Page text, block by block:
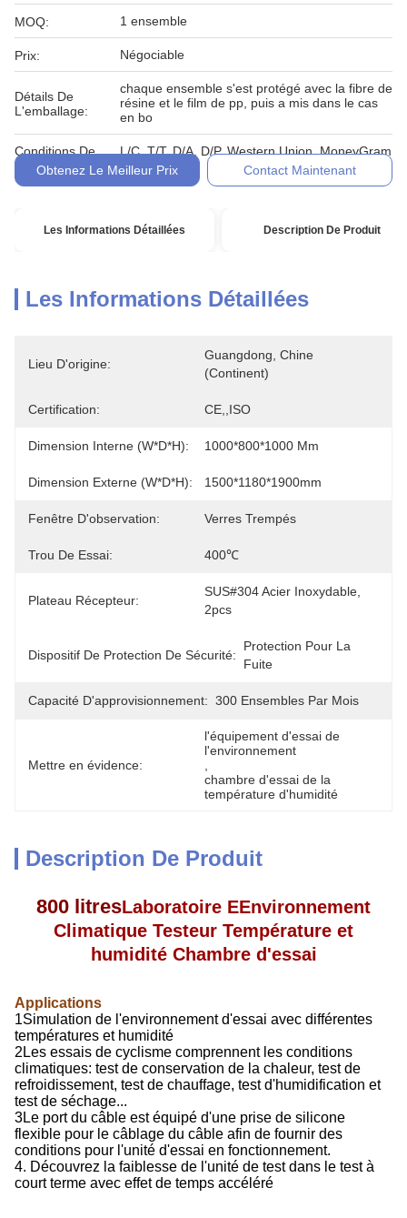
MOQ: 1 ensemble
Prix: Négociable
Détails De
L'emballage:
chaque ensemble s'est protégé avec la fibre de
résine et le film de pp, puis a mis dans le cas
en bo
Conditions De
Paiement:
L/C, T/T, D/A, D/P, Western Union, MoneyGram
Obtenez Le Meilleur Prix
Contact Maintenant
Les Informations Détaillées Description De Produit
Les Informations Détaillées
Lieu D'origine:
Guangdong, Chine
(continent)
Certification: CE,,ISO
Dimension Interne (W*D*H): 1000*800*1000 Mm
Dimension Externe (W*D*H): 1500*1180*1900mm
Fenêtre D'observation: Verres Trempés
Trou De Essai: 400℃
Plateau Récepteur:
SUS#304 Acier Inoxydable,
2pcs
Dispositif De Protection De Sécurité:
Protection Pour La
Fuite
Capacité D'approvisionnement: 300 Ensembles Par Mois
Mettre en évidence:
l'équipement d'essai de
l'environnement
chambre d'essai de la
température d'humidité
Description De Produit
800 litresLaboratoire EEnvironnement
Climatique Testeur Température et
humidité Chambre d'essai
Applications
1Simulation de l'environnement d'essai avec différentes
températures et humidité
2Les essais de cyclisme comprennent les conditions
climatiques: test de conservation de la chaleur, test de
refroidissement, test de chauffage, test d'humidification et
test de séchage...
3Le port du câble est équipé d'une prise de silicone
flexible pour le câblage du câble afin de fournir des
conditions pour l'unité d'essai en fonctionnement.
4. Découvrez la faiblesse de l'unité de test dans le test à
court terme avec effet de temps accéléré